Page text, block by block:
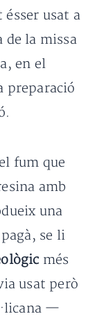
ésser usat a
de la missa
en el
preparació
fum que
amb
una
se li
més
usat però
—